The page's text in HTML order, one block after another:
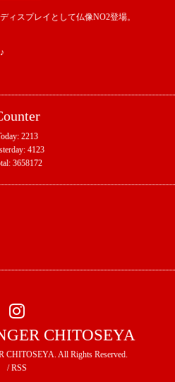
ィスプレイとして仏像NO2登場。
2213
4123
3658172
CHITOSEYA
CHITOSEYA. All Rights Reserved.
/RSS